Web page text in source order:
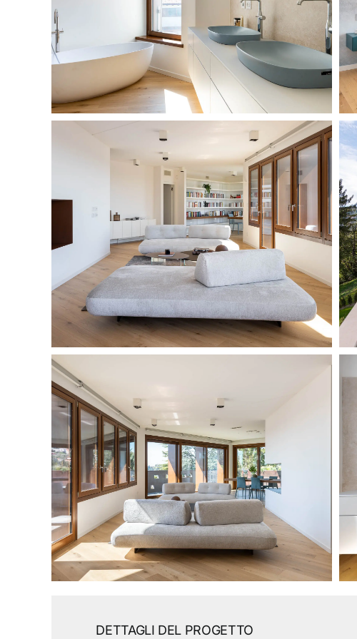
DETTAGLI DEL PROGETTO